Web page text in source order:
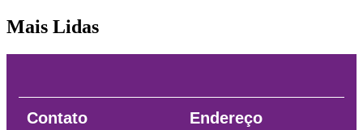
Mais Lidas
Contato Endereço